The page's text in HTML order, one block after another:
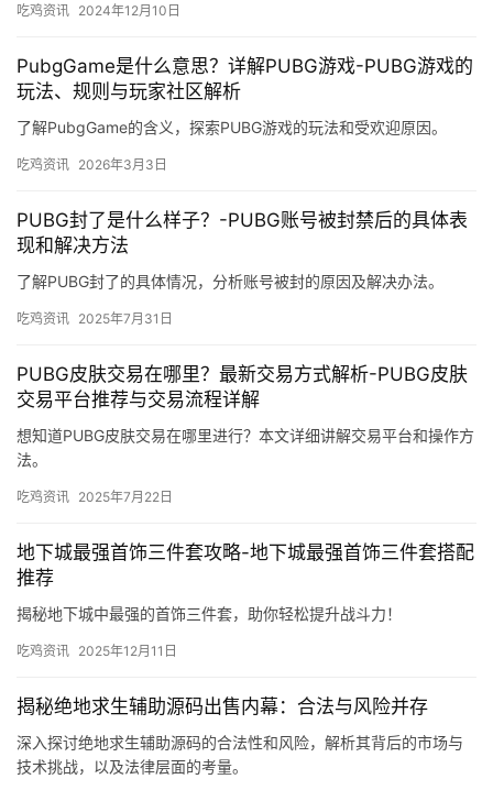
吃鸡资讯 2024年12月10日
PubgGame是什么意思？详解PUBG游戏-PUBG游戏的
玩法、规则与玩家社区解析
了解PubgGame的含义，探索PUBG游戏的玩法和受欢迎原因。
吃鸡资讯 2026年3月3日
PUBG封了是什么样子？-PUBG账号被封禁后的具体表
现和解决方法
了解PUBG封了的具体情况，分析账号被封的原因及解决办法。
吃鸡资讯 2025年7月31日
PUBG皮肤交易在哪里？最新交易方式解析-PUBG皮肤
交易平台推荐与交易流程详解
想知道PUBG皮肤交易在哪里进行？本文详细讲解交易平台和操作方
法。
吃鸡资讯 2025年7月22日
地下城最强首饰三件套攻略-地下城最强首饰三件套搭配
推荐
揭秘地下城中最强的首饰三件套，助你轻松提升战斗力！
吃鸡资讯 2025年12月11日
揭秘绝地求生辅助源码出售内幕：合法与风险并存
深入探讨绝地求生辅助源码的合法性和风险，解析其背后的市场与
技术挑战，以及法律层面的考量。